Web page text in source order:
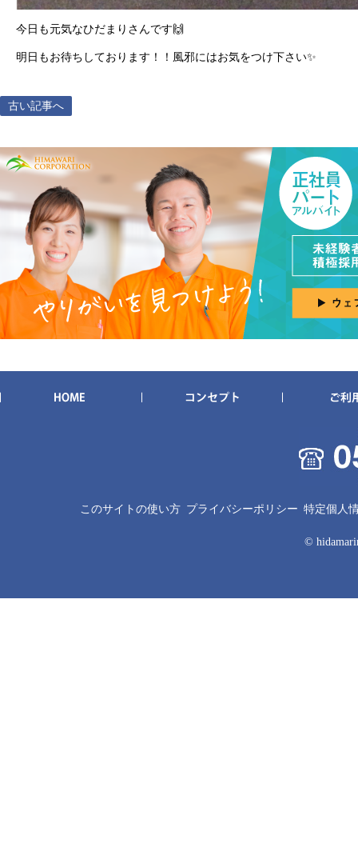
今日も元気なひだまりさんです🙌
明日もお待ちしております！！風邪にはお気をつけ下さい✨
古い記事へ
このサイトの使い方 プライバシーポリシー 特定個人
©